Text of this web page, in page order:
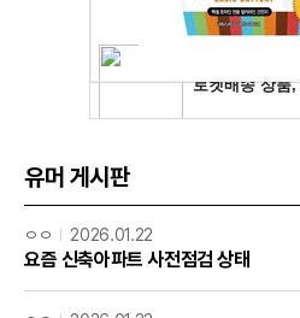
유머 게시판
ㅇㅇ 2026.01.22
요즘 신축아파트 사전점검 상태